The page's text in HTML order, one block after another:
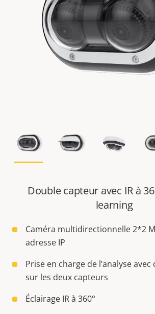
Double capteur avec IR à
learning
Caméra multidirectionnelle 2*2
adresse IP
Prise en charge de l’analyse
sur les deux capteurs
Éclairage IR à 360°